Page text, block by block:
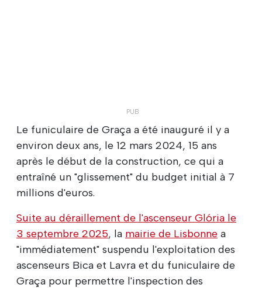
Le funiculaire de Graça a été inauguré il y a
environ deux ans, le 12 mars 2024, 15 ans
après le début de la construction, ce qui a
entraîné un "glissement" du budget initial à 7
millions d'euros.
Suite au déraillement de l'ascenseur Glória le
3 septembre 2025, la mairie de Lisbonne a
"immédiatement" suspendu l'exploitation des
ascenseurs Bica et Lavra et du funiculaire de
Graça pour permettre l'inspection des